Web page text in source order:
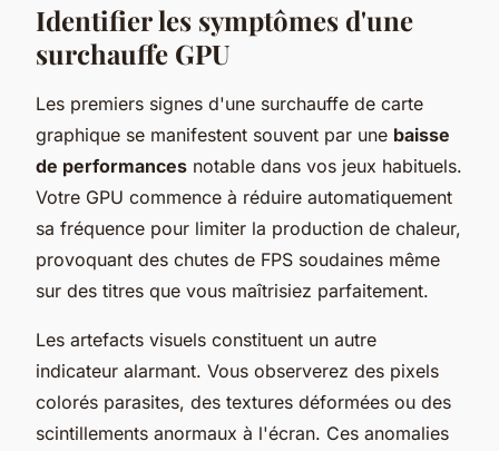
Identifier les symptômes d'une
surchauffe GPU
Les premiers signes d'une surchauffe de carte
graphique se manifestent souvent par une baisse
de performances notable dans vos jeux habituels.
Votre GPU commence à réduire automatiquement
sa fréquence pour limiter la production de chaleur,
provoquant des chutes de FPS soudaines même
sur des titres que vous maîtrisiez parfaitement.
Les artefacts visuels constituent un autre
indicateur alarmant. Vous observerez des pixels
colorés parasites, des textures déformées ou des
scintillements anormaux à l'écran. Ces anomalies